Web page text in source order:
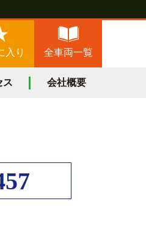
入り 全車両一覧
ス 会社概要